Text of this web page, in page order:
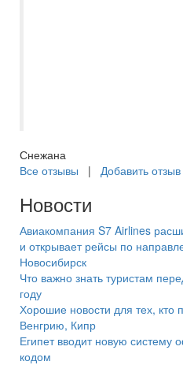
Снежана
Все отзывы | Добавить отзыв
Новости
Авиакомпания S7 Airlines
и открывает рейсы по
Новосибирск
Что важно знать туристам
году
Хорошие новости для тех, кто
Венгрию, Кипр
Египет вводит новую систему
кодом